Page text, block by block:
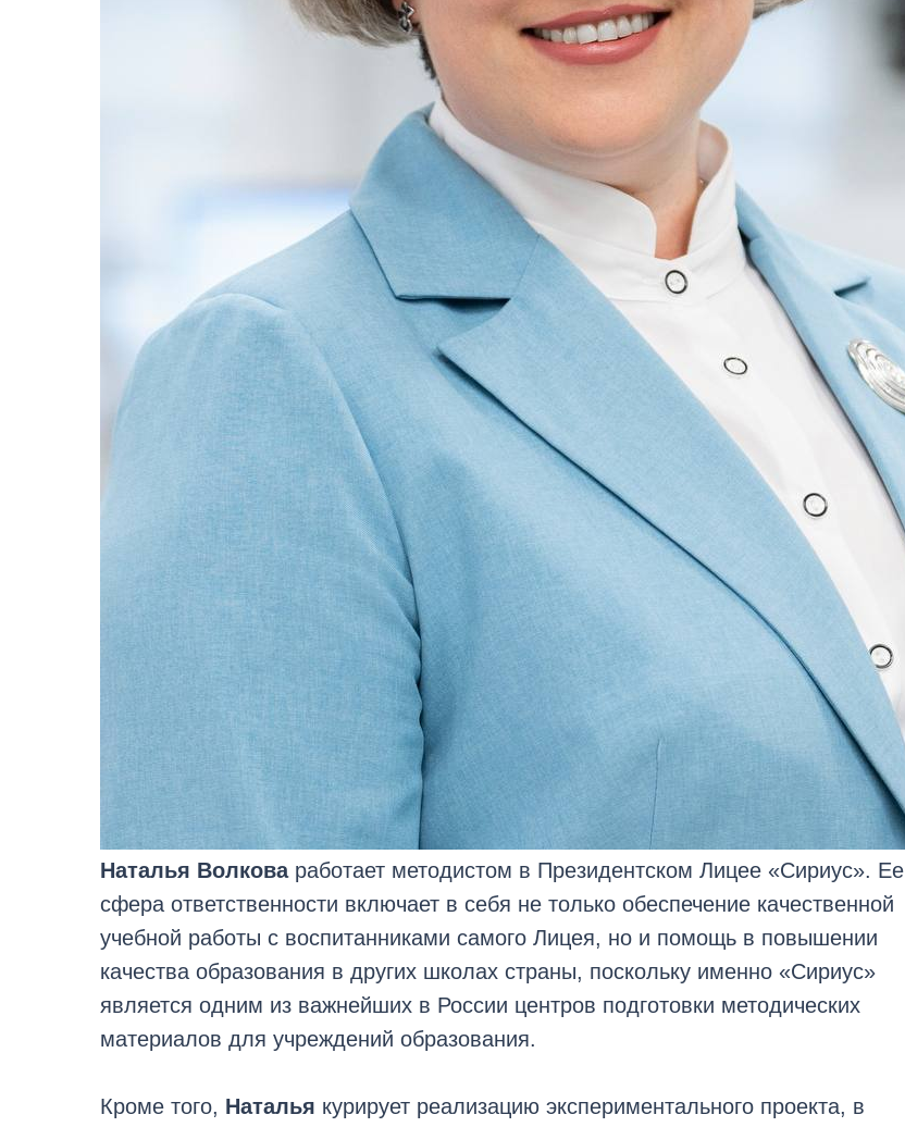
Наталья Волковаработает методистом в Президентском Лицее «Сириус». Ее
сфера ответственности включает в себя не только обеспечение качественной
учебной работы с воспитанниками самого Лицея, но и помощь в повышении
качества образования в других школах страны, поскольку именно «Сириус»
является одним из важнейших в России центров подготовки методических
материалов для учреждений образования.
Кроме того, Наталья курирует реализацию экспериментального проекта, в